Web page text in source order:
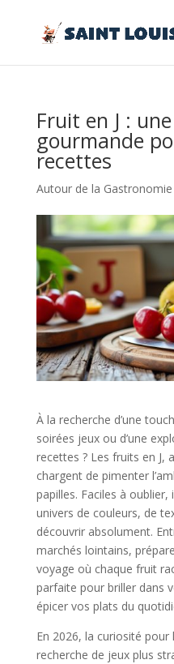
Fruit en J :
gourmande
recettes
Autour de la Gastronomie
À la recherche d’une
soirées jeux ou d’une
recettes ? Les fruits en J,
chargent de pimenter
papilles. Faciles à
univers de couleurs, de
découvrir absolument.
marchés lointains,
voyage où chaque fruit
parfaite pour briller dans
épicer vos plats du
En 2026, la curiosité
recherche de jeux plus